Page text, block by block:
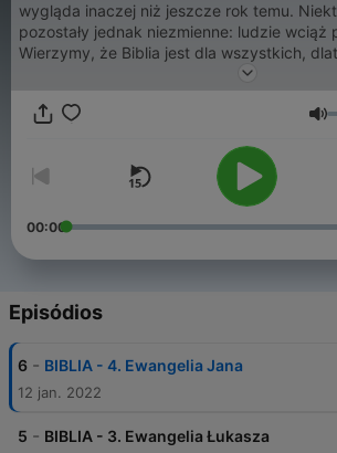
wygląda inaczej niż jeszcze rok temu.
pozostały jednak niezmienne: ludzie wciąż
Wierzymy, że Biblia jest dla wszystkich,
ludzie na całym świecie poznali dobrą
www.Radio.magisteriumpisma.pl
00:00
Episódios
6 - BIBLIA - 4. Ewangelia Jana
12 jan. 2022
5 - BIBLIA - 3. Ewangelia Łukasza